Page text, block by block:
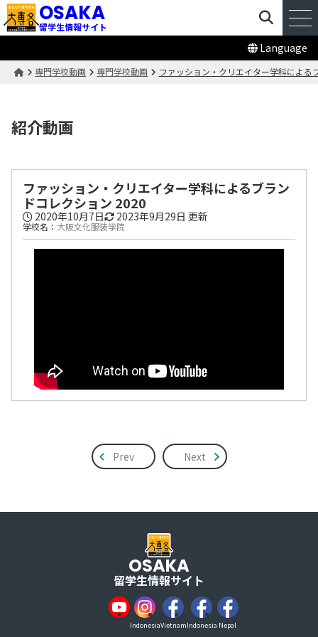
OSAKA
留学生情報サイト
Language
専門学校動画 専門学校動画 ファッション・クリエイター学科による
紹介動画
ファッション・クリエイター学科によるブラン
ドコレクション 2020
2020年10月7日 2023年9月29日 更新
学校名： 大阪文化服装学院
Prev Next
OSAKA
留学生情報サイト
IndonesiaVietnamIndonesia Nepal